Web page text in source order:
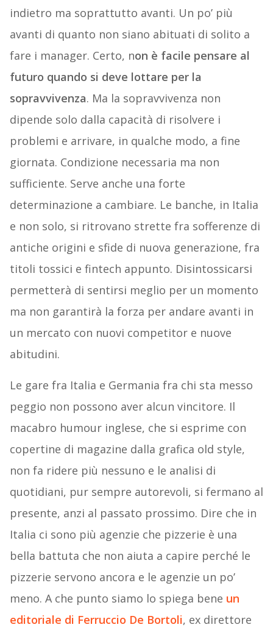
indietro ma soprattutto avanti. Un po’ più
avanti di quanto non siano abituati di solito a
fare i manager. Certo, non è facile pensare al
futuro quando si deve lottare per la
sopravvivenza. Ma la sopravvivenza non
dipende solo dalla capacità di risolvere i
problemi e arrivare, in qualche modo, a fine
giornata. Condizione necessaria ma non
sufficiente. Serve anche una forte
determinazione a cambiare. Le banche, in Italia
e non solo, si ritrovano strette fra sofferenze di
antiche origini e sfide di nuova generazione, fra
titoli tossici e fintech appunto. Disintossicarsi
permetterà di sentirsi meglio per un momento
ma non garantirà la forza per andare avanti in
un mercato con nuovi competitor e nuove
abitudini.
Le gare fra Italia e Germania fra chi sta messo
peggio non possono aver alcun vincitore. Il
macabro humour inglese, che si esprime con
copertine di magazine dalla grafica old style,
non fa ridere più nessuno e le analisi di
quotidiani, pur sempre autorevoli, si fermano al
presente, anzi al passato prossimo. Dire che in
Italia ci sono più agenzie che pizzerie è una
bella battuta che non aiuta a capire perché le
pizzerie servono ancora e le agenzie un po’
meno. A che punto siamo lo spiega bene un
editoriale di Ferruccio De Bortoli, ex direttore